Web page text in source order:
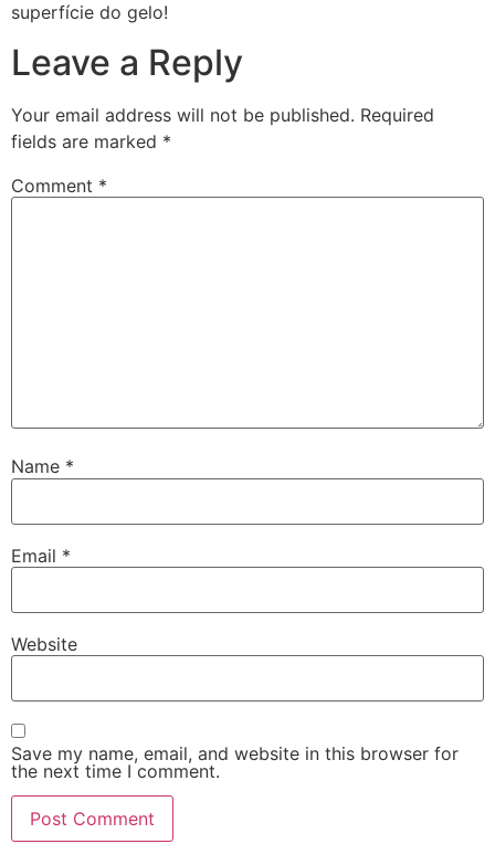
superfície do gelo!
Leave a Reply
Your email address will not be published. Required
fields are marked *
Comment *
Name *
Email *
Website
Save my name, email, and website in this browser for
the next time I comment.